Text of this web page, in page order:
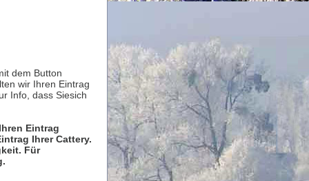
dem Button
wir Ihren Eintrag
Info, dass Siesich
Eintrag
Ihrer Cattery.
Für